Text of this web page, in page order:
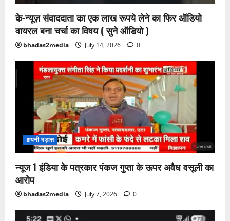
के-न्यूज़ संवाददाता का एक लाख रूपये लेने का फिर ऑडियो
वायरल बना चर्चा का विषय ( सुने ऑडियो )
bhadas2media July 14, 2026 0
अपनी भड़ास
न्यूज 1 इंडिया के पत्रकार पंकज गुप्ता के ऊपर अवैध वसूली का
आरोप
bhadas2media July 7, 2026 0